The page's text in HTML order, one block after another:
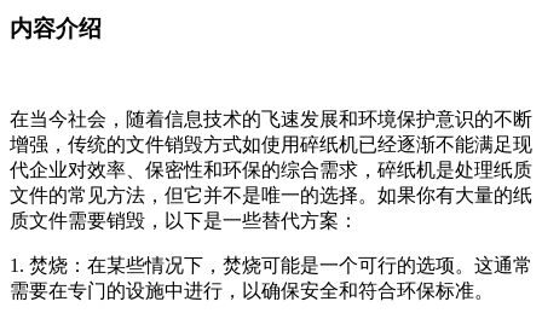
内容介绍
在当今社会，随着信息技术的飞速发展和环境保护意识的不断
增强，传统的文件销毁方式如使用碎纸机已经逐渐不能满足现
代企业对效率、保密性和环保的综合需求，碎纸机是处理纸质
文件的常见方法，但它并不是唯一的选择。如果你有大量的纸
质文件需要销毁，以下是一些替代方案：
1. 焚烧：在某些情况下，焚烧可能是一个可行的选项。这通常
需要在专门的设施中进行，以确保安全和符合环保标准。